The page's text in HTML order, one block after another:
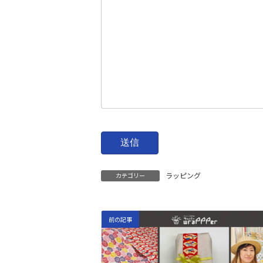
カテゴリー ラッピング
前の記事